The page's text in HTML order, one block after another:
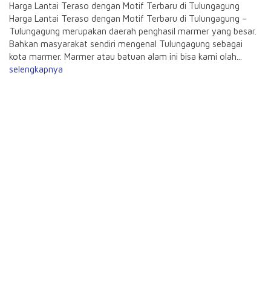
Harga Lantai Teraso dengan Motif Terbaru di Tulungagung
Harga Lantai Teraso dengan Motif Terbaru di Tulungagung –
Tulungagung merupakan daerah penghasil marmer yang besar.
Bahkan masyarakat sendiri mengenal Tulungagung sebagai
kota marmer. Marmer atau batuan alam ini bisa kami olah...
selengkapnya